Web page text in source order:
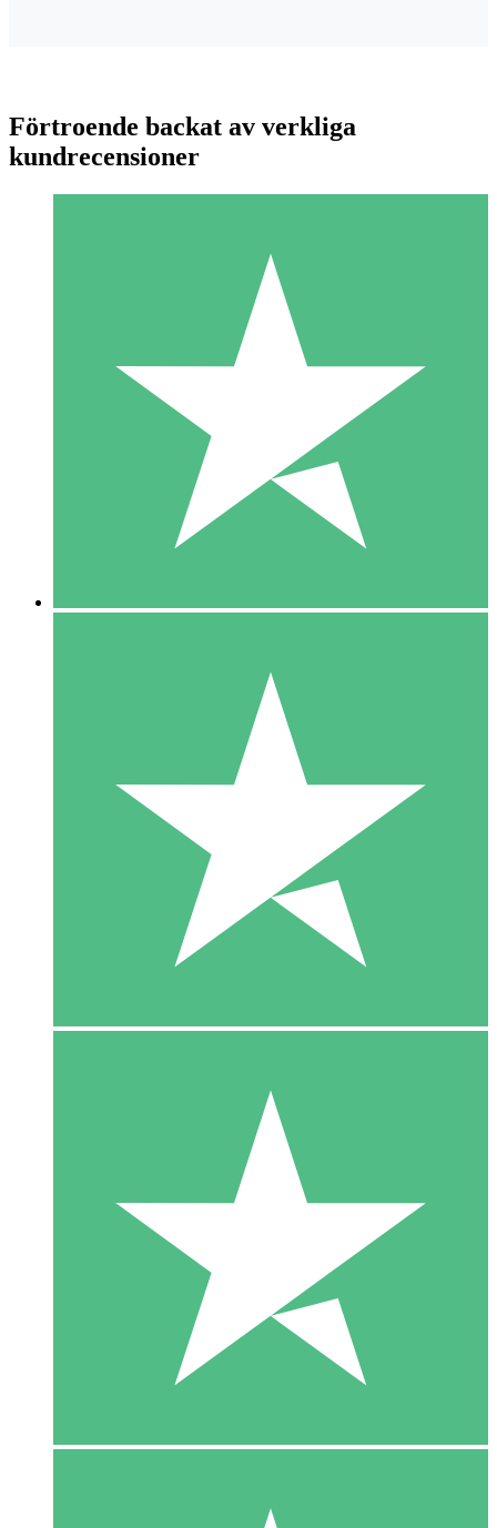
Individuella Kreditpaket
Betala per användning med nedladdningskrediter. Inget
1 Nedladdningar
10 00
10 Nedladdningar
20 00
Förtroende backat av verkliga
kundrecensioner